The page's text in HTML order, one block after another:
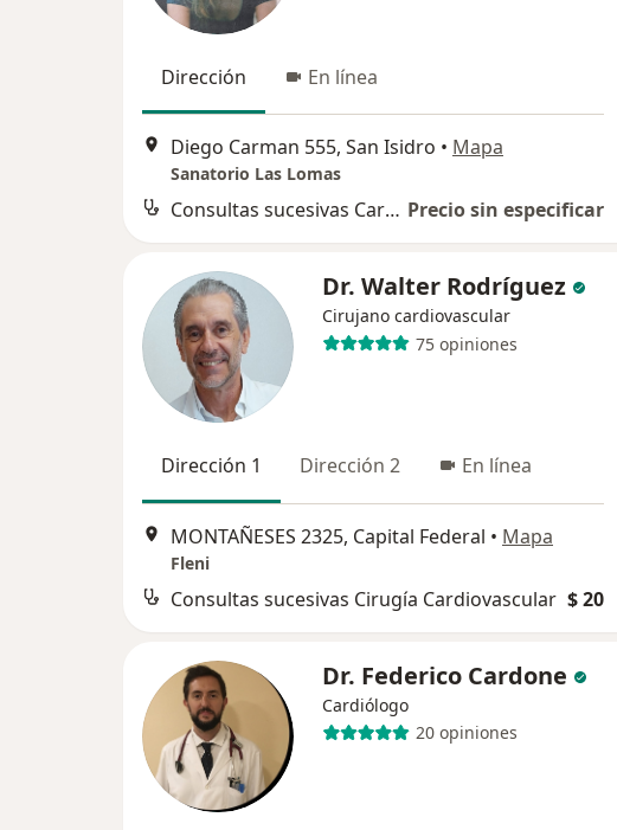
Dirección En línea
Diego Carman 555, San Isidro • Mapa
Sanatorio Las Lomas
Consultas sucesivas Cardiología Precio sin especificar
Dr. Walter Rodríguez
Cirujano cardiovascular
75 opiniones
Dirección 1 Dirección 2 En línea
MONTAÑESES 2325, Capital Federal • Mapa
Fleni
Consultas sucesivas Cirugía Cardiovascular $ 20
Dr. Federico Cardone
Cardiólogo
20 opiniones